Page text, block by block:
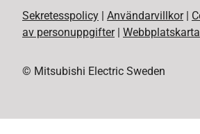
Sekretesspolicy Användarvillkor
av personuppgifter
Webbplatskarta
© Mitsubishi Electric Sweden